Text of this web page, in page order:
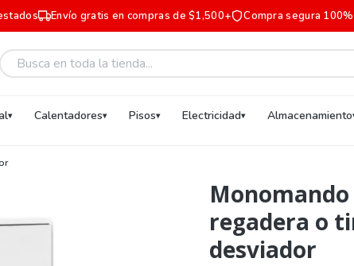
Envío gratis en compras de $1,500+ Compra segura
Calentadores Pisos Electricidad Almacenamiento
regadera o
desviador